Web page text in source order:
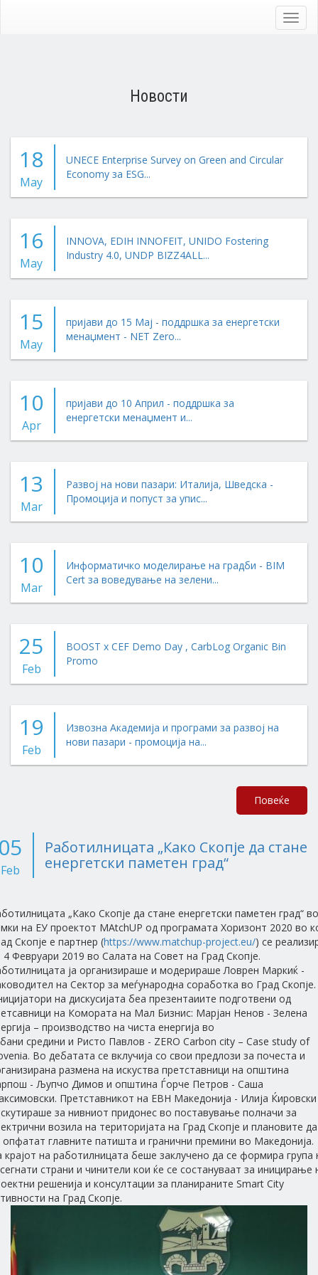
Новости
18
May
UNECE Enterprise Survey on Green and Circular
Economy за ESG...
16
May
INNOVA, EDIH INNOFEIT, UNIDO Fostering
Industry 4.0, UNDP BIZZ4ALL...
15
May
пријави до 15 Мај - поддршка за енергетски
менаџмент - NET Zero...
10
Apr
пријави до 10 Април - поддршка за
енергетски менаџмент и...
13
Mar
Развој на нови пазари: Италија, Шведска -
Промоција и попуст за упис...
10
Mar
Информатичко моделирање на градби - BIM
Cert за воведување на зелени...
25
Feb
BOOST x CEF Demo Day , CarbLog Organic Bin
Promo
19
Feb
Извозна Академија и програми за развој на
нови пазари - промоција на...
Повеќе
Feb
Работилницата „Како Скопје да стане
енергетски паметен град“
„Како Скопје да стане енергетски паметен град“ во
на ЕУ проектот MAtchUP од програмата Хоризонт 2020 во
Скопје е партнер (https://www.matchup-project.eu/) се
4 Февруари 2019 во Салата на Совет на Град Скопје.
ја организираше и модерираше Ловрен Маркиќ -
на Сектор за меѓународна соработка во Град Скопје.
на дискусијата беа презентаиите подготвени од
на Комората на Мал Бизнис: Марјан Ненов - Зелена
– производство на чиста енергија во
средини и Ристо Павлов - ZERO Carbon city – Case study of
Во дебатата се вклучија со свои предлози за почеста и
размена на искуства претставници на општина
- Љупчо Димов и општина Ѓорче Петров - Саша
Претставникот на ЕВН Македонија - Илија Ќировски
за нивниот придонес во поставување полначи за
возила на територијата на Град Скопје и плановите да
опфатат главните патишта и гранични премини во Македонија.
крајот на работилницата беше заклучено да се формира група
страни и чинители кои ќе се состануваат за иницирање
решенија и консултации за планираните Smart City
на Град Скопје.